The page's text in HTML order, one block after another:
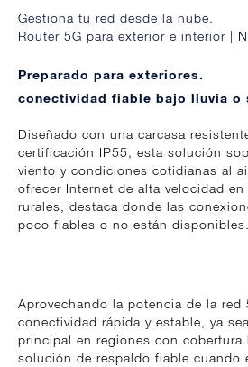
Gestiona tu red desde la nube.
Router 5G para exterior e interior |
Preparado para exteriores.
conectividad fiable bajo lluvia o
Diseñado con una carcasa
certificación IP55, esta solución
viento y condiciones cotidianas al
ofrecer Internet de alta velocidad en
rurales, destaca donde las
poco fiables o no están disponibles.
Aprovechando la potencia de la red
conectividad rápida y estable, ya
principal en regiones con cobertura
solución de respaldo fiable cuando